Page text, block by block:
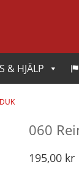
& HJÄLP
060
195,00 kr